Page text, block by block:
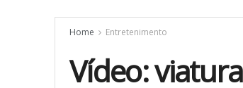
Home Entretenimento
Vídeo: